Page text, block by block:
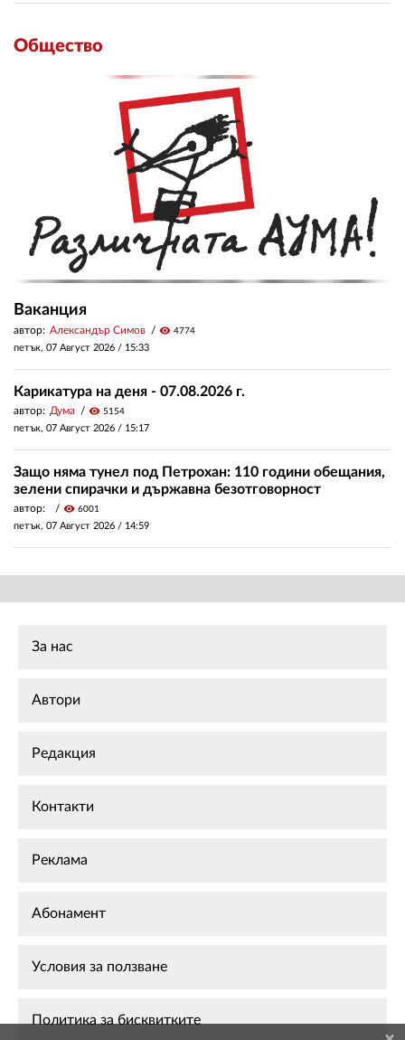
Общество
Ваканция
автор: Александър Симов visibility 4774
петък, 07 Август 2026 / 15:33
Карикатура на деня - 07.08.2026 г.
автор: Дума visibility 5154
петък, 07 Август 2026 / 15:17
Защо няма тунел под Петрохан: 110 години обещания,
зелени спирачки и държавна безотговорност
автор: visibility 6001
петък, 07 Август 2026 / 14:59
За нас
Автори
Редакция
Контакти
Реклама
Абонамент
Условия за ползване
Политика за бисквитките